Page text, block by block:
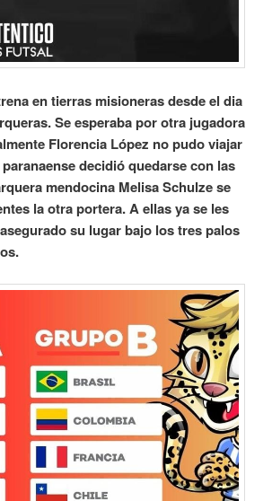
en tierras misioneras desde el dia
Se esperaba por otra jugadora
Florencia López no pudo viajar
decidió quedarse con las
mendocina Melisa Schulze se
la otra portera. A ellas ya se les
su lugar bajo los tres palos